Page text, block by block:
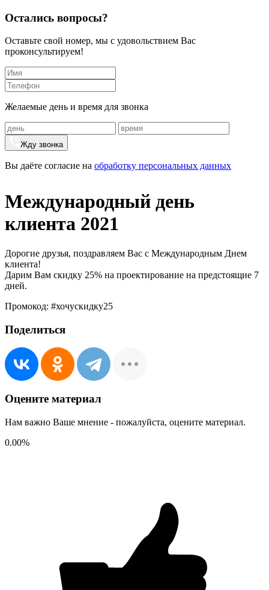
Остались вопросы?
Оставьте свой номер, мы с удовольствием Вас
проконсультируем!
Желаемые день и время для звонка
Жду звонка
Вы даёте согласие на обработку персональных данных
Международный день
клиента 2021
Дорогие друзья, поздравляем Вас с Международным Днем
клиента!
Дарим Вам скидку 25% на проектирование на предстоящие 7
дней.
Промокод: #хочускидку25
Поделиться
Оцените материал
Нам важно Ваше мнение - пожалуйста, оцените материал.
0.00%